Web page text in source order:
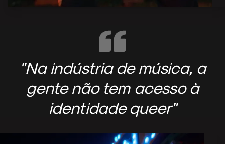
"Na indústria de música, a
gente não tem acesso à
identidade queer"